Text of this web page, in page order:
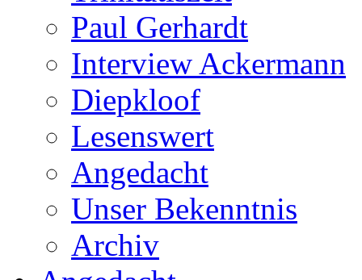
Paul Gerhardt
Interview Ackermann
Diepkloof
Lesenswert
Angedacht
Unser Bekenntnis
Archiv